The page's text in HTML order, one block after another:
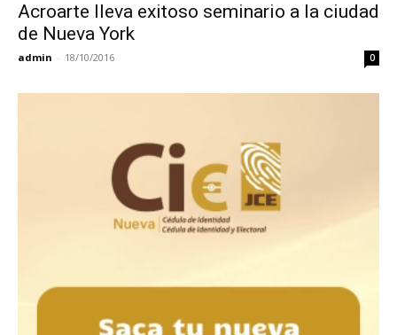
Acroarte lleva exitoso seminario a la ciudad
de Nueva York
admin - 18/10/2016 0